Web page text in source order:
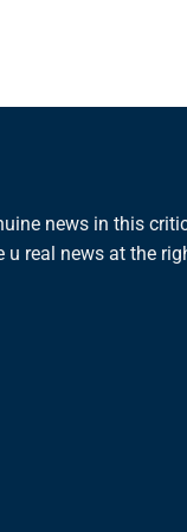
news in this
u real news at the